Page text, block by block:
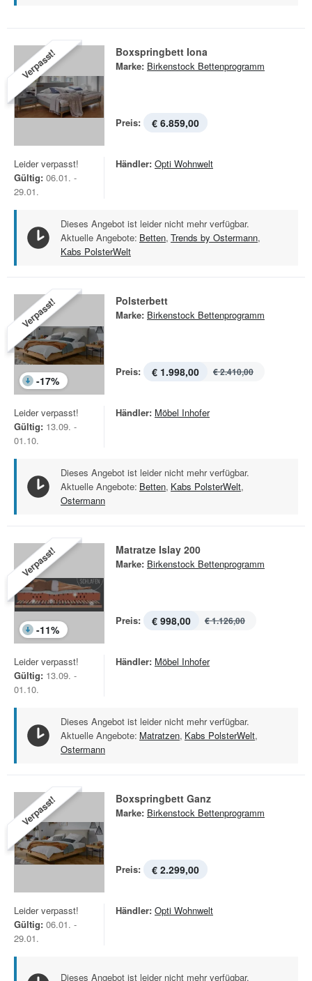
Verpasst! Boxspringbett Iona
Marke: Birkenstock Bettenprogramm
Preis: € 6.859,00
Leider verpasst!
Gültig: 06.01. -
29.01.
Händler: Opti Wohnwelt
Dieses Angebot ist leider nicht mehr verfügbar.
Aktuelle Angebote: Betten, Trends by Ostermann,
Kabs PolsterWelt
Verpasst!
-17%
Polsterbett
Marke: Birkenstock Bettenprogramm
Preis: € 1.998,00 € 2.410,00
Leider verpasst!
Gültig: 13.09. -
01.10.
Händler: Möbel Inhofer
Dieses Angebot ist leider nicht mehr verfügbar.
Aktuelle Angebote: Betten, Kabs PolsterWelt,
Ostermann
Verpasst!
-11%
Matratze Islay 200
Marke: Birkenstock Bettenprogramm
Preis: € 998,00 € 1.126,00
Leider verpasst!
Gültig: 13.09. -
01.10.
Händler: Möbel Inhofer
Dieses Angebot ist leider nicht mehr verfügbar.
Aktuelle Angebote: Matratzen, Kabs PolsterWelt,
Ostermann
Verpasst! Boxspringbett Ganz
Marke: Birkenstock Bettenprogramm
Preis: € 2.299,00
Leider verpasst!
Gültig: 06.01. -
29.01.
Händler: Opti Wohnwelt
Dieses Angebot ist leider nicht mehr verfügbar.